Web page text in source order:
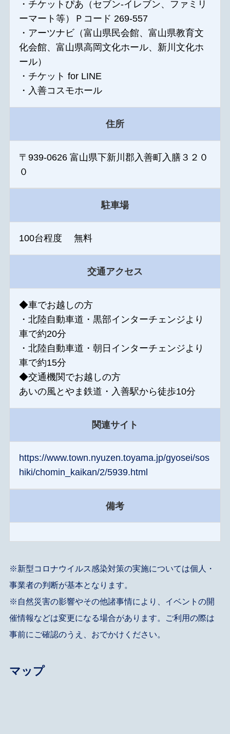
・チケットぴあ（セブン-イレブン、ファミリ
ーマート等）Ｐコード 269-557
・アーツナビ（富山県民会館、富山県教育文
化会館、富山県高岡文化ホール、新川文化ホ
ール）
・チケット for LINE
・入善コスモホール
住所
〒939-0626 富山県下新川郡入善町入膳３２０
０
駐車場
100台程度 無料
交通アクセス
◆車でお越しの方
・北陸自動車道・黒部インターチェンジより
車で約20分
・北陸自動車道・朝日インターチェンジより
車で約15分
◆交通機関でお越しの方
あいの風とやま鉄道・入善駅から徒歩10分
関連サイト
https://www.town.nyuzen.toyama.jp/gyosei/sos
hiki/chomin_kaikan/2/5939.html
備考
※新型コロナウイルス感染対策の実施については個人・
事業者の判断が基本となります。
※自然災害の影響やその他諸事情により、イベントの開
催情報などは変更になる場合があります。ご利用の際は
事前にご確認のうえ、おでかけください。
マップ